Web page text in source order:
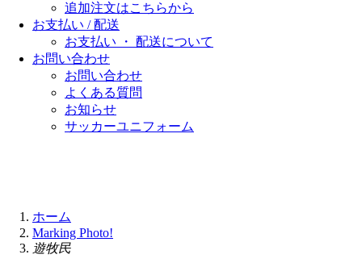
追加注文はこちらから
お支払い / 配送
お支払い ・ 配送について
お問い合わせ
お問い合わせ
よくある質問
お知らせ
サッカーユニフォーム
ホーム
Marking Photo!
遊牧民